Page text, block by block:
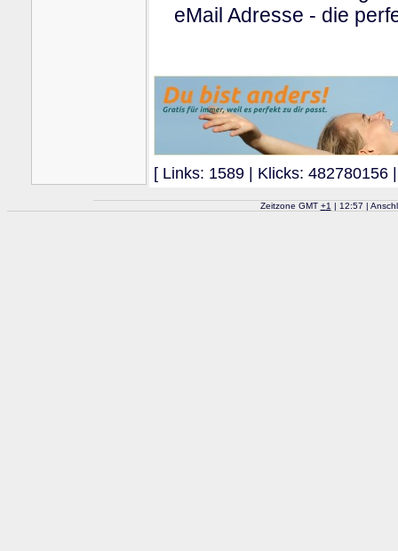
eMail Adresse - die
[ Links: 1589 | Klicks: 482780156
Zeitzone GMT +1 | 12:57 |